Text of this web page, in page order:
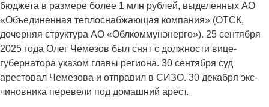
бюджета в размере более 1 млн рублей, выделенных АО
«Объединенная теплоснабжающая компания» (ОТСК,
дочерняя структура АО «Облкоммунэнерго»). 25 сентября
2025 года Олег Чемезов был снят с должности вице-
губернатора указом главы региона. 30 сентября суд
арестовал Чемезова и отправил в СИЗО. 30 декабря экс-
чиновника перевели под домашний арест.